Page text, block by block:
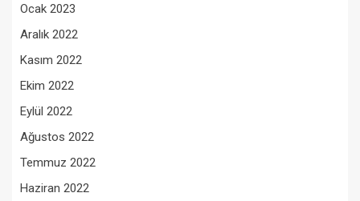
Ocak 2023
Aralık 2022
Kasım 2022
Ekim 2022
Eylül 2022
Ağustos 2022
Temmuz 2022
Haziran 2022